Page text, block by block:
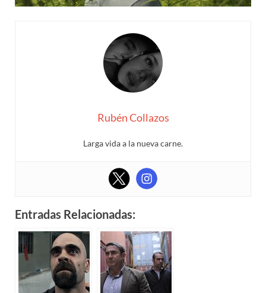
Rubén Collazos
Larga vida a la nueva carne.
Entradas Relacionadas: